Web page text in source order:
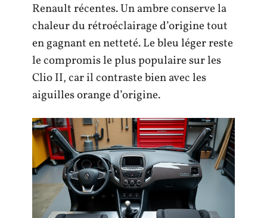
Renault récentes. Un ambre conserve la
chaleur du rétroéclairage d’origine tout
en gagnant en netteté. Le bleu léger reste
le compromis le plus populaire sur les
Clio II, car il contraste bien avec les
aiguilles orange d’origine.